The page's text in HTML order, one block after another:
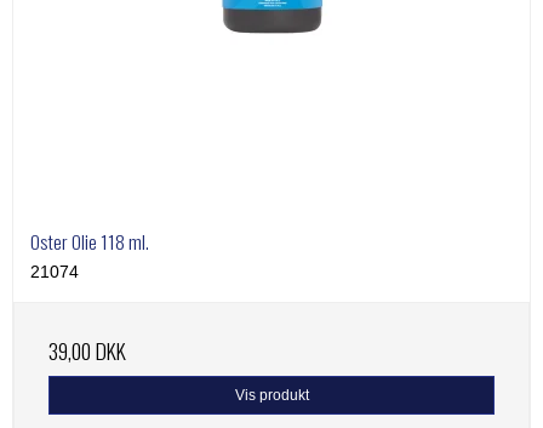
Oster Olie 118 ml.
21074
39,00 DKK
Vis produkt